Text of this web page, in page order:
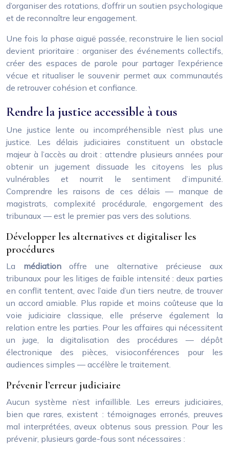
d’organiser des rotations, d’offrir un soutien psychologique
et de reconnaître leur engagement.
Une fois la phase aiguë passée, reconstruire le lien social
devient prioritaire : organiser des événements collectifs,
créer des espaces de parole pour partager l’expérience
vécue et ritualiser le souvenir permet aux communautés
de retrouver cohésion et confiance.
Rendre la justice accessible à tous
Une justice lente ou incompréhensible n’est plus une
justice. Les délais judiciaires constituent un obstacle
majeur à l’accès au droit : attendre plusieurs années pour
obtenir un jugement dissuade les citoyens les plus
vulnérables et nourrit le sentiment d’impunité.
Comprendre les raisons de ces délais — manque de
magistrats, complexité procédurale, engorgement des
tribunaux — est le premier pas vers des solutions.
Développer les alternatives et digitaliser les
procédures
La médiationoffre une alternative précieuse aux
tribunaux pour les litiges de faible intensité : deux parties
en conflit tentent, avec l’aide d’un tiers neutre, de trouver
un accord amiable. Plus rapide et moins coûteuse que la
voie judiciaire classique, elle préserve également la
relation entre les parties. Pour les affaires qui nécessitent
un juge, la digitalisation des procédures — dépôt
électronique des pièces, visioconférences pour les
audiences simples — accélère le traitement.
Prévenir l’erreur judiciaire
Aucun système n’est infaillible. Les erreurs judiciaires,
bien que rares, existent : témoignages erronés, preuves
mal interprétées, aveux obtenus sous pression. Pour les
prévenir, plusieurs garde-fous sont nécessaires :